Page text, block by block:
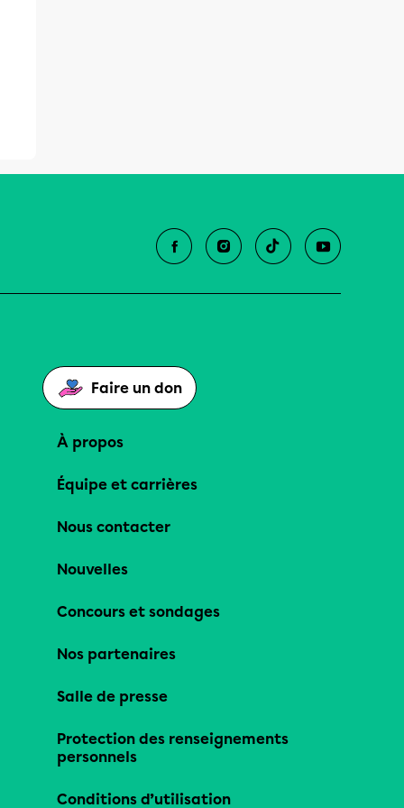
Faire un don
À propos
Équipe et carrières
Nous contacter
Nouvelles
Concours et sondages
Nos partenaires
Salle de presse
Protection des renseignements
personnels
Conditions d’utilisation